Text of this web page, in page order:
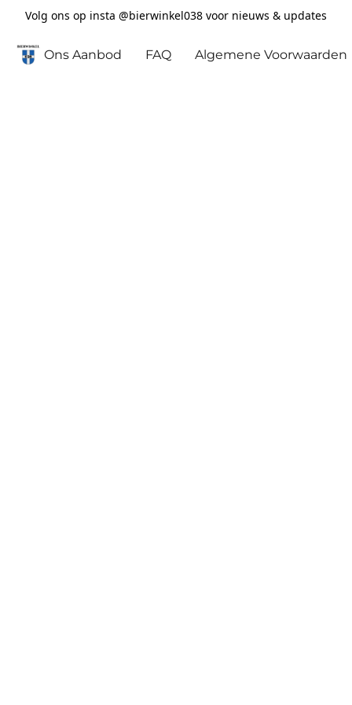
Volg ons op insta @bierwinkel038 voor nieuws & updates
Ons Aanbod FAQ Algemene Voorwaarden